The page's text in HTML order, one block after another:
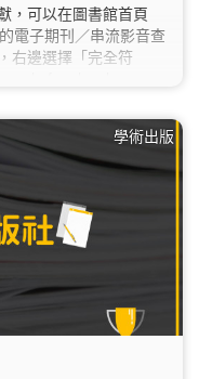
，可以在圖書館首頁
電子期刊／串流影音查
右邊選擇「完全符
為例， 全文
會新開啟一個視窗。 在
學術出版